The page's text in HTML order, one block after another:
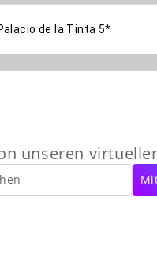
unseren